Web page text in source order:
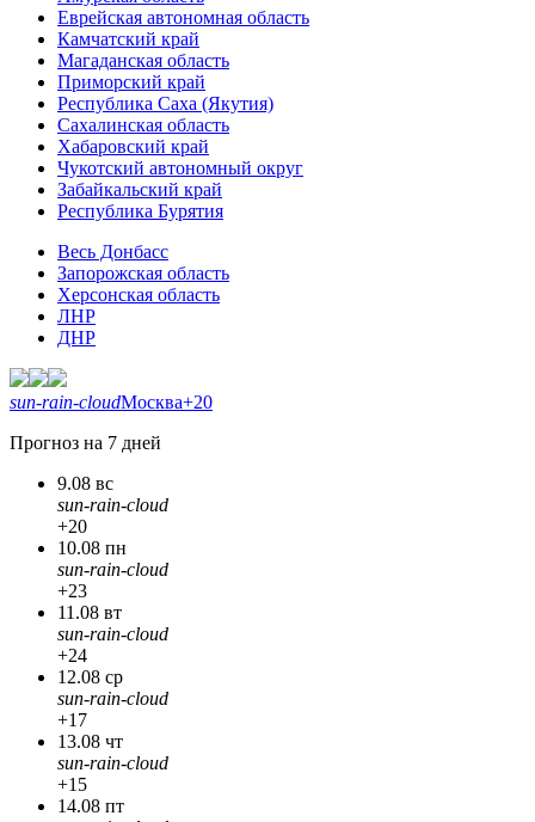
Еврейская автономная область
Камчатский край
Магаданская область
Приморский край
Республика Саха (Якутия)
Сахалинская область
Хабаровский край
Чукотский автономный округ
Забайкальский край
Республика Бурятия
Весь Донбасс
Запорожская область
Херсонская область
ЛНР
ДНР
sun-rain-cloudМосква+20
Прогноз на 7 дней
9.08 вс
sun-rain-cloud
+20
10.08 пн
sun-rain-cloud
+23
11.08 вт
sun-rain-cloud
+24
12.08 ср
sun-rain-cloud
+17
13.08 чт
sun-rain-cloud
+15
14.08 пт